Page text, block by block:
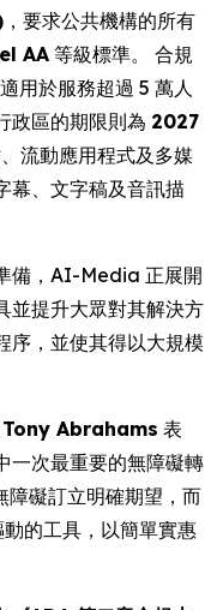
，要求公共機構的所有
AA 等級標準。 合規
用於服務超過 5 萬人
政區的期限則為 2027
流動應用程式及多媒
幕、文字稿及音訊描
備，AI-Media 正展開
並提升大眾對其解決方
序，並使其得以大規模
Tony Abrahams 表
一次最重要的無障礙轉
障礙訂立明確期望，而
的工具，以簡單實惠